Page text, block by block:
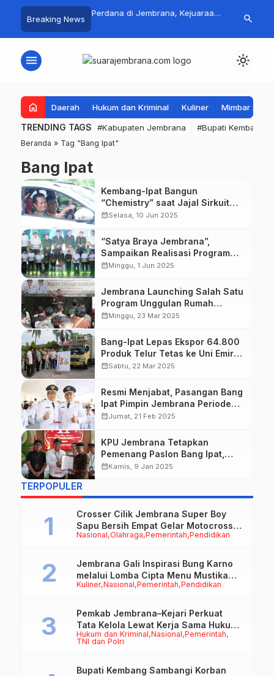
Breaking News
Ribuan Crosser
Kota Negara ke-
Perdana di Jembrana, Kejuaraan
Pasar
Tembus
search
menu light_mode
home Daerah Hukum dan Kriminal Kuliner Mimbar
TRENDING TAGS #Kabupaten Jembrana #Bupati Kembang
Beranda » Tag "Bang Ipat"
Bang Ipat
Kembang-Ipat Bangun
“Chemistry” saat Jajal Sirkuit
Rally Perancak
calendar_monthSelasa, 10 Jun 2025
“Satya Braya Jembrana”,
Sampaikan Realisasi Program
Prioritas Pada 100 Hari BangIpat
calendar_monthMinggu, 1 Jun 2025
Jembrana Launching Salah Satu
Program Unggulan Rumah
Singgah di Denpasar
calendar_monthMinggu, 23 Mar 2025
Bang-Ipat Lepas Ekspor 64.800
Produk Telur Tetas ke Uni Emirat
Arab
calendar_monthSabtu, 22 Mar 2025
Resmi Menjabat, Pasangan Bang
Ipat Pimpin Jembrana Periode
2025-2030
calendar_monthJumat, 21 Feb 2025
KPU Jembrana Tetapkan
Pemenang Paslon Bang Ipat,
Bupati dan Wakil Bupati
calendar_monthKamis, 9 Jan 2025
TERPOPULER
Nasional Olahraga Pemerintah Pendidikan
Crosser Cilik Jembrana Super Boy
Sapu Bersih Empat Gelar Motocross
50cc
Kuliner Nasional Pemerintah Pendidikan
Jembrana Gali Inspirasi Bung Karno
melalui Lomba Cipta Menu Mustika
Rasa
Hukum dan Kriminal Nasional Pemerintah
TNI dan Polri
Pemkab Jembrana–Kejari Perkuat
Tata Kelola Lewat Kerja Sama Hukum
Datun
Bupati Kembang Sambangi Korban